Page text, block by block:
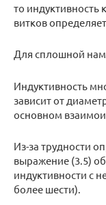
то
витков
Для сплошной
Индуктивность
зависит от
основном
Из-за трудности
выражение (3.5)
индуктивности с
более шести).